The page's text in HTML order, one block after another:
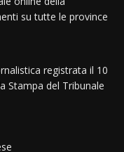
su tutte le province
registrata il 10
Stampa del Tribunale